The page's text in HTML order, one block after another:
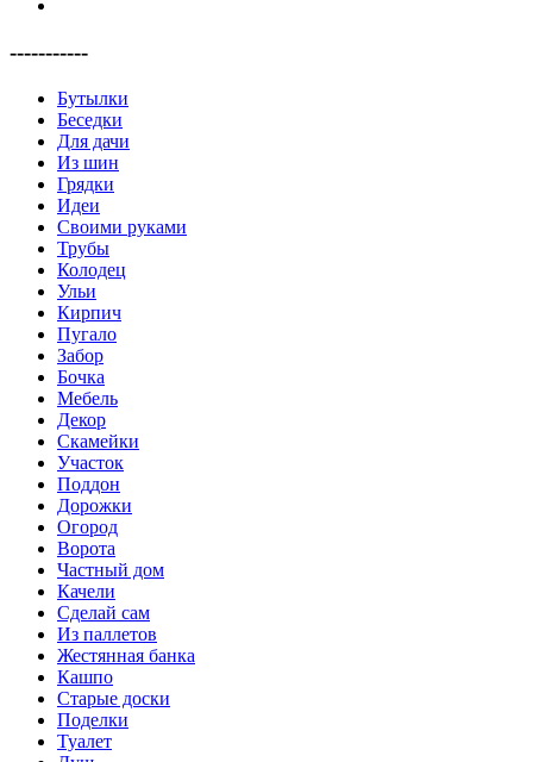
-----------
Бутылки
Беседки
Для дачи
Из шин
Грядки
Идеи
Своими руками
Трубы
Колодец
Ульи
Кирпич
Пугало
Забор
Бочка
Мебель
Декор
Скамейки
Участок
Поддон
Дорожки
Огород
Ворота
Частный дом
Качели
Сделай сам
Из паллетов
Жестянная банка
Кашпо
Старые доски
Поделки
Туалет